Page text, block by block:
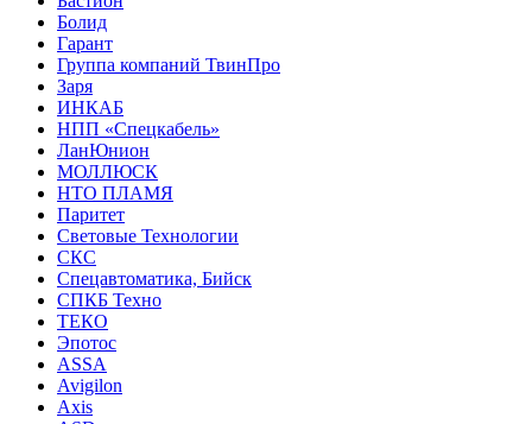
Болид
Гарант
Группа компаний ТвинПро
Заря
ИНКАБ
НПП «Спецкабель»
ЛанЮнион
МОЛЛЮСК
НТО ПЛАМЯ
Паритет
Световые Технологии
СКС
Спецавтоматика, Бийск
СПКБ Техно
ТЕКО
Эпотос
ASSA
Avigilon
Axis